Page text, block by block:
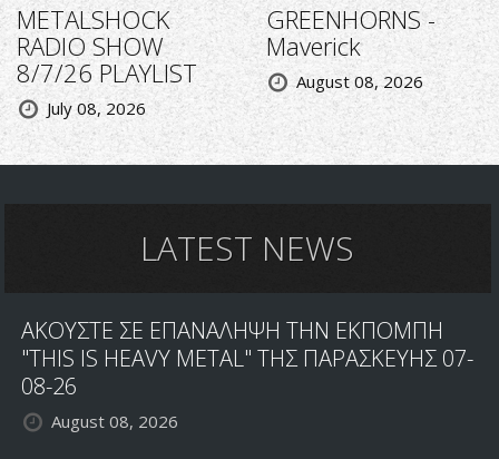
METALSHOCK
RADIO SHOW
8/7/26 PLAYLIST
July 08, 2026
GREENHORNS -
Maverick
August 08, 2026
LATEST NEWS
ΑΚΟΥΣΤΕ ΣΕ ΕΠΑΝΑΛΗΨΗ ΤΗΝ ΕΚΠΟΜΠΗ
"THIS IS HEAVY METAL" ΤΗΣ ΠΑΡΑΣΚΕΥΗΣ 07-
08-26
August 08, 2026